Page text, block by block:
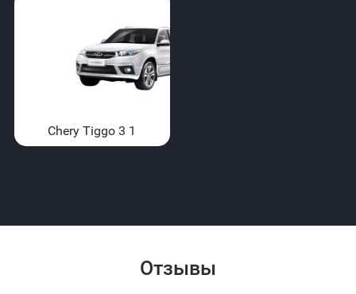
Chery Tiggo 3 1
Отзывы